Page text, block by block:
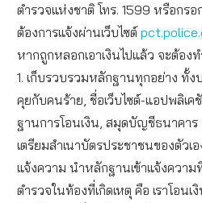
ตำรวจแห่งชาติ โทร. 1599 หรือกร
ต้องการแจ้งผ่านเว็บไซต์
หากถูกหลอกเอาเงินไปแล้ว จะต้องท
1. เก็บรวบรวมหลักฐานทุกอย่าง ทั้
คุยกับคนร้าย, ชื่อเว็บไซต์-แอปพลิเค
ฐานการโอนเงิน, สมุดบัญชีธนาคาร
เตรียมสำเนาบัตรประชาชนของตัวเอ
แจ้งความ นำหลักฐานเข้าแจ้งความ
ตำรวจในท้องที่เกิดเหตุ คือ เราโอนเ